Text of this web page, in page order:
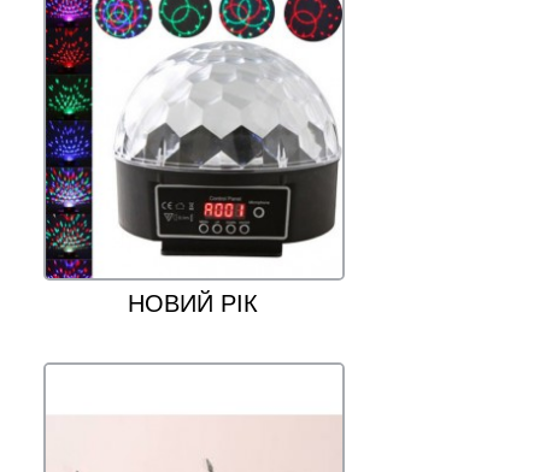
НОВИЙ РІК